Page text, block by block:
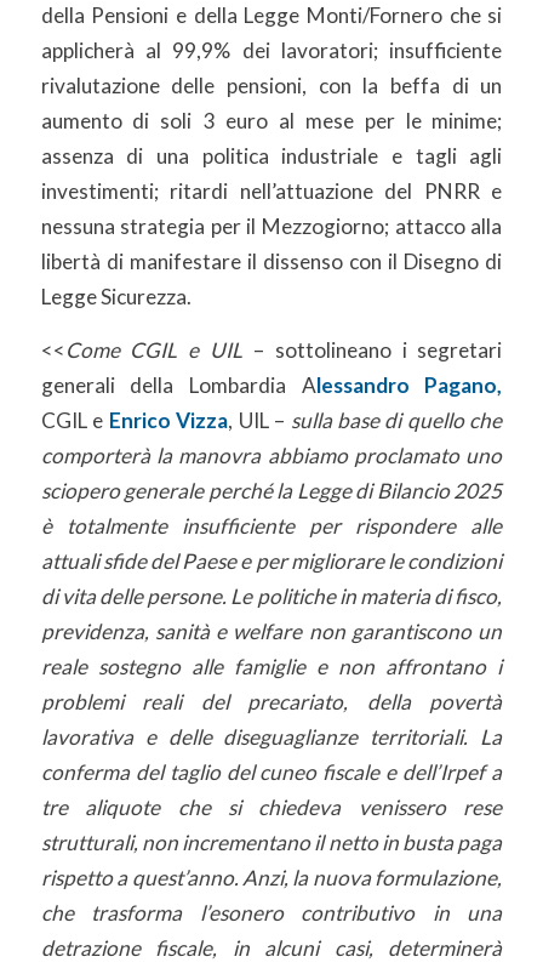
della Pensioni e della Legge Monti/Fornero che si
applicherà al 99,9% dei lavoratori; insufficiente
rivalutazione delle pensioni, con la beffa di un
aumento di soli 3 euro al mese per le minime;
assenza di una politica industriale e tagli agli
investimenti; ritardi nell’attuazione del PNRR e
nessuna strategia per il Mezzogiorno; attacco alla
libertà di manifestare il dissenso con il Disegno di
Legge Sicurezza.
<<Come CGIL e UIL – sottolineano i segretari
generali della Lombardia Alessandro Pagano,
CGIL e Enrico Vizza, UIL – sulla base di quello che
comporterà la manovra abbiamo proclamato uno
sciopero generale perché la Legge di Bilancio 2025
è totalmente insufficiente per rispondere alle
attuali sfide del Paese e per migliorare le condizioni
di vita delle persone. Le politiche in materia di fisco,
previdenza, sanità e welfare non garantiscono un
reale sostegno alle famiglie e non affrontano i
problemi reali del precariato, della povertà
lavorativa e delle diseguaglianze territoriali. La
conferma del taglio del cuneo fiscale e dell’Irpef a
tre aliquote che si chiedeva venissero rese
strutturali, non incrementano il netto in busta paga
rispetto a quest’anno. Anzi, la nuova formulazione,
che trasforma l’esonero contributivo in una
detrazione fiscale, in alcuni casi, determinerà